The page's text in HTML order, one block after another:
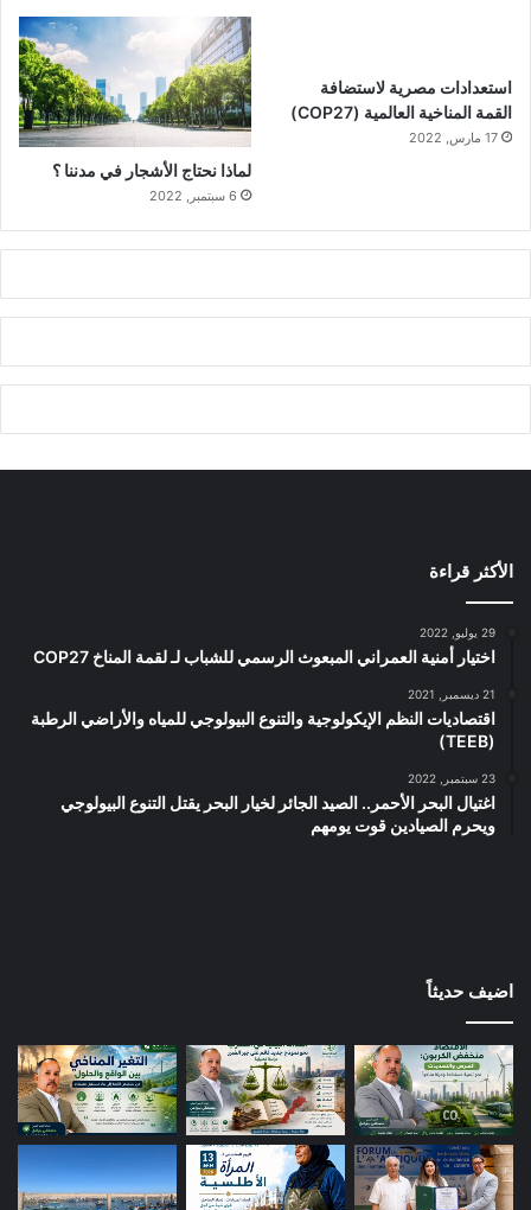
استعدادات مصرية لاستضافة
القمة المناخية العالمية (COP27)
17 مارس, 2022
لماذا نحتاج الأشجار في مدننا ؟
6 سبتمبر, 2022
الأكثر قراءة
29 يوليو, 2022
اختيار أمنية العمراني المبعوث الرسمي للشباب لـ لقمة المناخ COP27
21 ديسمبر, 2021
اقتصاديات النظم الإيكولوجية والتنوع البيولوجي للمياه والأراضي الرطبة
(TEEB)
23 سبتمبر, 2022
اغتيال البحر الأحمر.. الصيد الجائر لخيار البحر يقتل التنوع البيولوجي
ويحرم الصيادين قوت يومهم
اضيف حديثاً